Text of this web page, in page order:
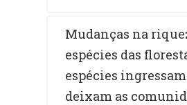
Mudanças na
espécies das
espécies
deixam as